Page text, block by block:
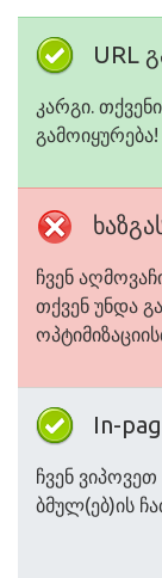
URL
კარგი.
გამოიყურება!
ჩვენ
თქვენ უნდა
In-
ჩვენ
ბმულ(ებ)ის